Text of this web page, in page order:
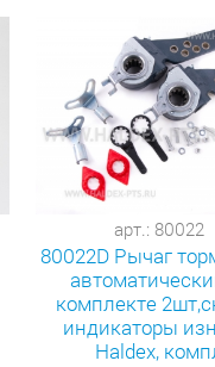
арт.: 80022
80022D Рычаг
комплекте
индикаторы
Haldex,